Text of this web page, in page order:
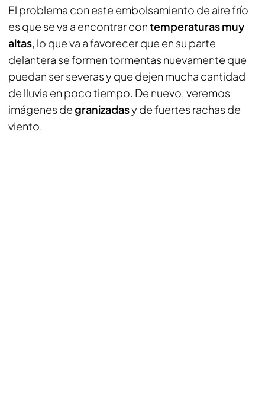
El problema con este embolsamiento de aire frío
es que se va a encontrar contemperaturas muy
altas, lo que va a favorecer que en su parte
delantera se formen tormentas nuevamente que
puedan ser severas y que dejen mucha cantidad
de lluvia en poco tiempo. De nuevo, veremos
imágenes degranizadasy de fuertes rachas de
viento.